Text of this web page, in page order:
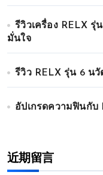
รีวิวเครื่อง RELX
มั่นใจ
รีวิว RELX รุ่น 6 น
อัปเกรดความฟินกับ
近期留言